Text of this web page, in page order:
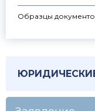
Образцы